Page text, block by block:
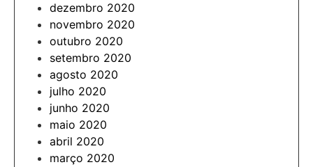
dezembro 2020
novembro 2020
outubro 2020
setembro 2020
agosto 2020
julho 2020
junho 2020
maio 2020
abril 2020
março 2020